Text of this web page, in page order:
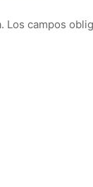
Los campos